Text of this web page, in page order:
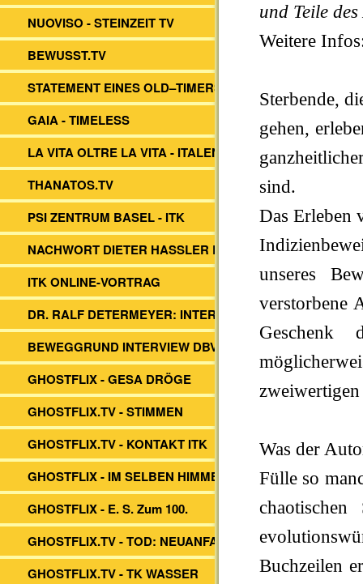
NUOVISO - STEINZEIT TV
BEWUSST.TV
STATEMENT EINES OLD–TIMERS
GAIA - TIMELESS
LA VITA OLTRE LA VITA - ITALEN
THANATOS.TV
PSI ZENTRUM BASEL - ITK
NACHWORT DIETER HASSLER BUCH
ITK ONLINE-VORTRAG
DR. RALF DETERMEYER: INTERVIEW
BEWEGGRUND INTERVIEW DBVs ITK
GHOSTFLIX - GESA DRÖGE
GHOSTFLIX.TV - STIMMEN
GHOSTFLIX.TV - KONTAKT ITK
GHOSTFLIX - IM SELBEN HIMMEL
GHOSTFLIX - E. S. Zum 100.
GHOSTFLIX.TV - TOD: NEUANFANG?
GHOSTFLIX.TV - TK WASSER
und Teile
Weitere
Sterbende,
gehen,
sind.
Das Erleben
unseres
verstorbene
Geschenk
Was der
Fülle so
Buchzeilen